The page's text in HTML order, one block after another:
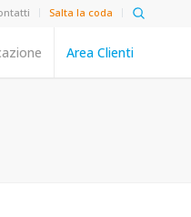
Salta la coda
Area Clienti